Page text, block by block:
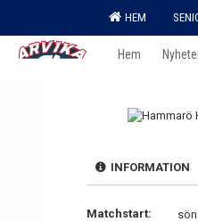
HEM
Hem
INFORMATION
Matchstart: